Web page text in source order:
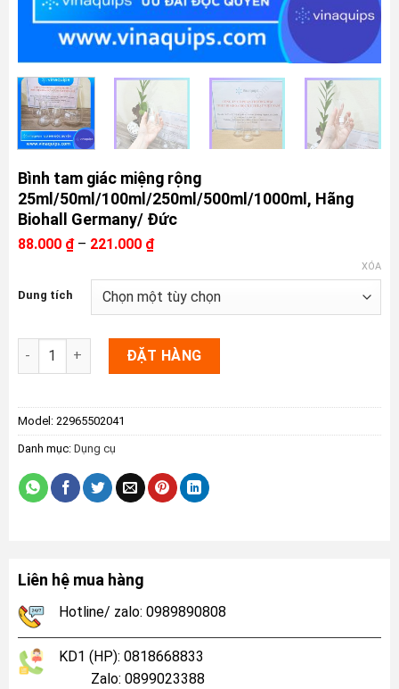
Bình tam giác miệng rộng
25ml/50ml/100ml/250ml/500ml/1000ml, Hãng
Biohall Germany/ Đức
88.000 ₫ – 221.000 ₫Khoảng
giá:
88.000 ₫
đến
221.000 ₫
Dung tích
XÓA
Bình tam giác miệng rộng 25ml/50ml/100ml/250ml/500ml/
ĐẶT HÀNG
Model: 22965502041
Danh mục: Dụng cụ
Liên hệ mua hàng
Hotline/ zalo: 0989890808
KD1 (HP): 0818668833
Zalo: 0899023388